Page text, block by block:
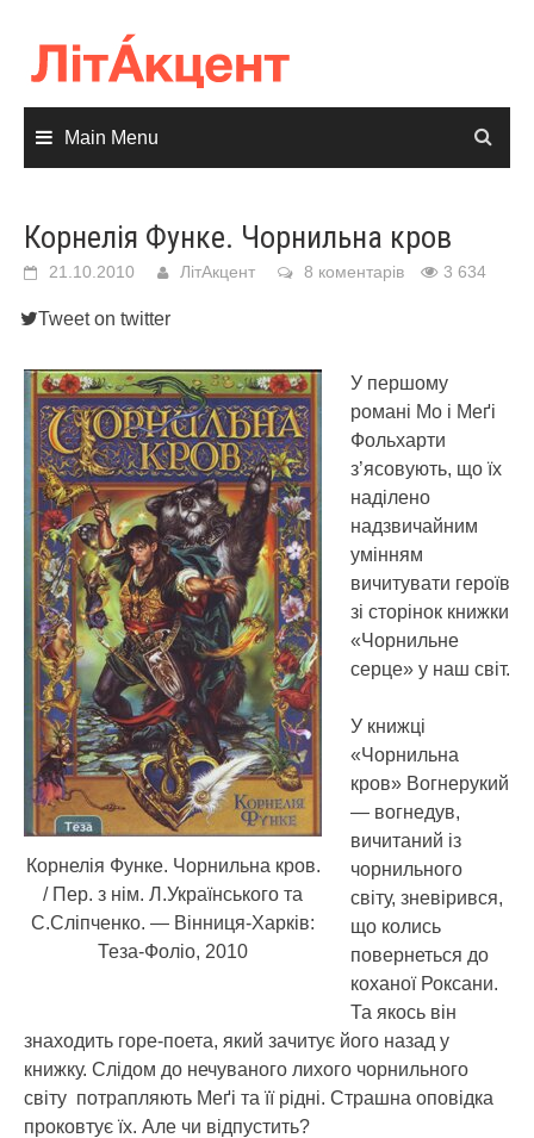
content
Main Menu
Корнелія Функе. Чорнильна кров
21.10.2010 ЛітАкцент 8 коментарів 3 634
Tweet on twitter
Корнелія Функе. Чорнильна кров.
/ Пер. з нім. Л.Українського та
С.Сліпченко. — Вінниця-Харків:
Теза-Фоліо, 2010
У першому
романі Мо і Меґі
Фольхарти
з’ясовують, що їх
наділено
надзвичайним
умінням
вичитувати героїв
зі сторінок книжки
«Чорнильне
серце» у наш світ.
У книжці
«Чорнильна
кров» Вогнерукий
— вогнедув,
вичитаний із
чорнильного
світу, зневірився,
що колись
повернеться до
коханої Роксани.
Та якось він
знаходить горе-поета, який зачитує його назад у
книжку. Слідом до нечуваного лихого чорнильного
світу потрапляють Меґі та її рідні. Страшна оповідка
проковтує їх. Але чи відпустить?